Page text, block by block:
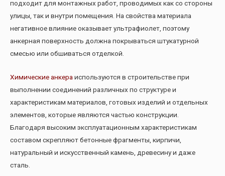
подходит для монтажных работ, проводимых как со стороны
улицы, так и внутри помещения. На свойства материала
негативное влияние оказывает ультрафиолет, поэтому
анкерная поверхность должна покрываться штукатурной
смесью или обшиваться отделкой.
Химические анкера используются в строительстве при
выполнении соединений различных по структуре и
характеристикам материалов, готовых изделий и отдельных
элементов, которые являются частью конструкции.
Благодаря высоким эксплуатационным характеристикам
составом скрепляют бетонные фрагменты, кирпичи,
натуральный и искусственный камень, древесину и даже
сталь.